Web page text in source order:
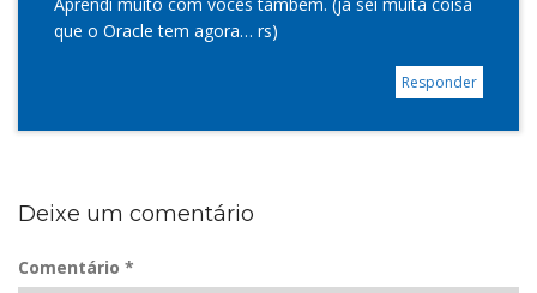
Aprendi muito com vocês também. (já sei muita coisa
que o Oracle tem agora… rs)
Responder
Deixe um comentário
Comentário *